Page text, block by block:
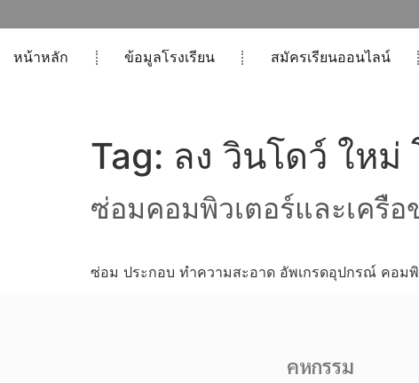
หน้าหลัก ข้อมูลโรงเรียน สมัครเรียนออนไลน์
Tag: ลง วินโดว์ ใหม่
ซ่อมคอมพิวเตอร์และเครือ
ซ่อม ประกอบ ทำความสะอาด อัพเกรดอุปกรณ์ คอม
คหกรรม